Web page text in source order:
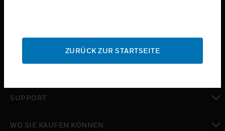
toggle view
toggle view
toggle view
SUPPORT
WO SIE KAUFEN KÖNNEN
ZURÜCK ZUR STARTSEITE